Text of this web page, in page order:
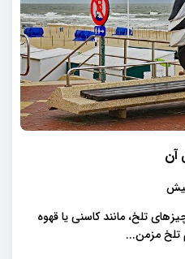
آن
تلخ، مانند کاسنی یا قهوه
تلخ مزمن...